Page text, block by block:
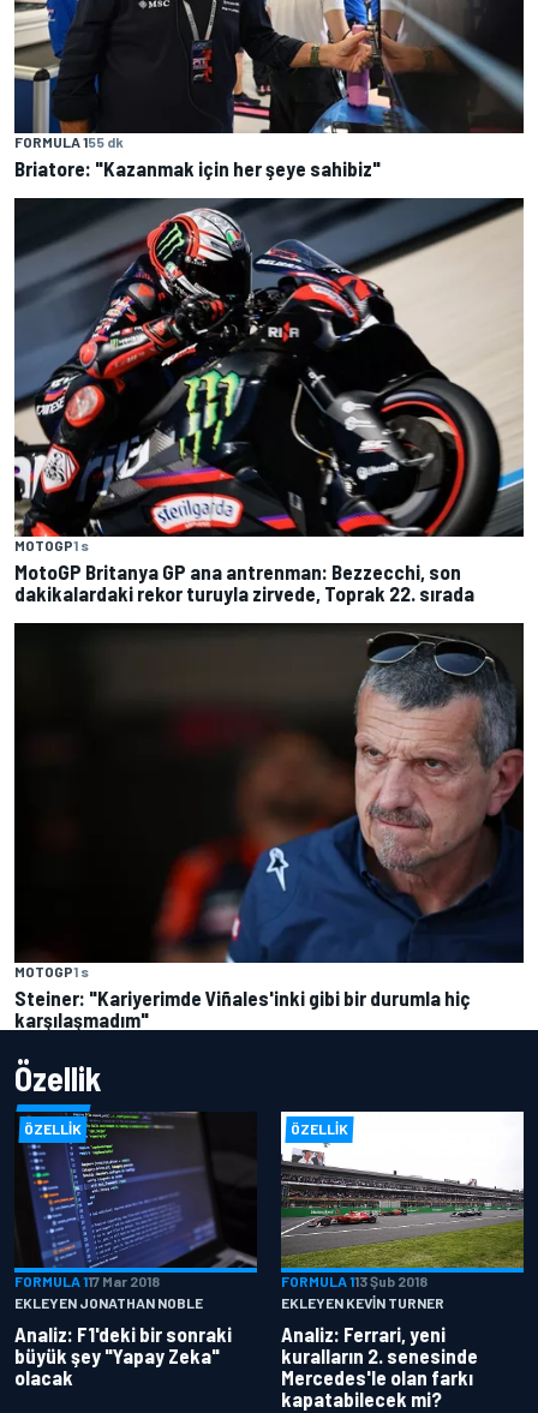
FORMULA 155 dk
Briatore: "Kazanmak için her şeye sahibiz"
MOTOGP1 s
MotoGP Britanya GP ana antrenman: Bezzecchi, son
dakikalardaki rekor turuyla zirvede, Toprak 22. sırada
MOTOGP1 s
Steiner: "Kariyerimde Viñales'inki gibi bir durumla hiç
karşılaşmadım"
Özellik
ÖZELLIK
FORMULA 117 Mar 2018
EKLEYEN JONATHAN NOBLE
Analiz: F1'deki bir sonraki
büyük şey "Yapay Zeka"
olacak
ÖZELLIK
FORMULA 113 Şub 2018
EKLEYEN KEVIN TURNER
Analiz: Ferrari, yeni
kuralların 2. senesinde
Mercedes'le olan farkı
kapatabilecek mi?